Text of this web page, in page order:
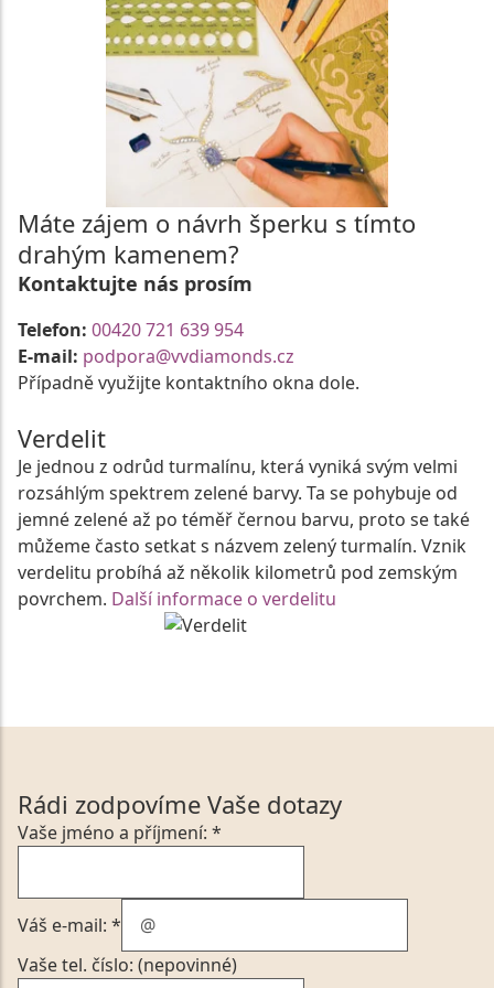
Máte zájem o návrh šperku s tímto
drahým kamenem?
Kontaktujte nás prosím
Telefon: 00420 721 639 954
E-mail: podpora@vvdiamonds.cz
Případně využijte kontaktního okna dole.
Verdelit
Je jednou z odrůd turmalínu, která vyniká svým velmi
rozsáhlým spektrem zelené barvy. Ta se pohybuje od
jemné zelené až po téměř černou barvu, proto se také
můžeme často setkat s názvem zelený turmalín. Vznik
verdelitu probíhá až několik kilometrů pod zemským
povrchem. Další informace o verdelitu
Rádi zodpovíme Vaše dotazy
Vaše jméno a příjmení: *
Váš e-mail: *
Vaše tel. číslo: (nepovinné)